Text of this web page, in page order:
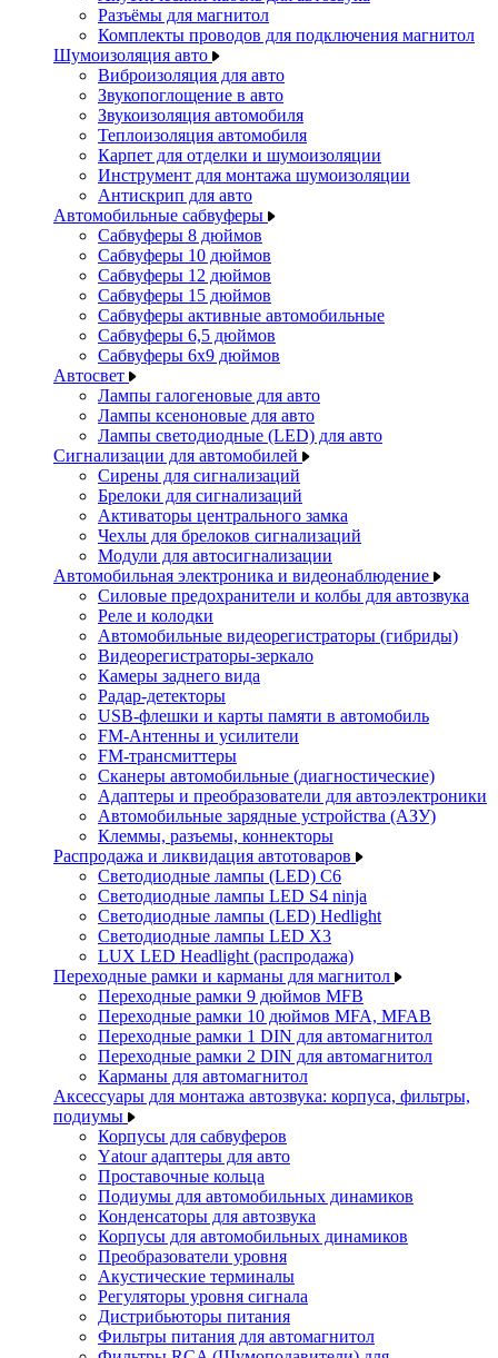
Разъёмы для магнитол
Комплекты проводов для подключения магнитол
Шумоизоляция авто
Виброизоляция для авто
Звукопоглощение в авто
Звукоизоляция автомобиля
Теплоизоляция автомобиля
Карпет для отделки и шумоизоляции
Инструмент для монтажа шумоизоляции
Антискрип для авто
Автомобильные сабвуферы
Сабвуферы 8 дюймов
Сабвуферы 10 дюймов
Сабвуферы 12 дюймов
Сабвуферы 15 дюймов
Сабвуферы активные автомобильные
Сабвуферы 6,5 дюймов
Сабвуферы 6x9 дюймов
Автосвет
Лампы галогеновые для авто
Лампы ксеноновые для авто
Лампы светодиодные (LED) для авто
Сигнализации для автомобилей
Сирены для сигнализаций
Брелоки для сигнализаций
Активаторы центрального замка
Чехлы для брелоков сигнализаций
Модули для автосигнализации
Автомобильная электроника и видеонаблюдение
Силовые предохранители и колбы для автозвука
Реле и колодки
Автомобильные видеорегистраторы (гибриды)
Видеорегистраторы-зеркало
Камеры заднего вида
Радар-детекторы
USB-флешки и карты памяти в автомобиль
FM-Антенны и усилители
FM-трансмиттеры
Сканеры автомобильные (диагностические)
Адаптеры и преобразователи для автоэлектроники
Автомобильные зарядные устройства (АЗУ)
Клеммы, разъемы, коннекторы
Распродажа и ликвидация автотоваров
Светодиодные лампы (LED) C6
Светодиодные лампы LED S4 ninja
Светодиодные лампы (LED) Hedlight
Светодиодные лампы LED X3
LUX LED Headlight (распродажа)
Переходные рамки и карманы для магнитол
Переходные рамки 9 дюймов MFB
Переходные рамки 10 дюймов MFA, MFAB
Переходные рамки 1 DIN для автомагнитол
Переходные рамки 2 DIN для автомагнитол
Карманы для автомагнитол
Аксессуары для монтажа автозвука: корпуса, фильтры,
подиумы
Корпусы для сабвуферов
Yаtour адаптеры для авто
Проставочные кольца
Подиумы для автомобильных динамиков
Конденсаторы для автозвука
Корпусы для автомобильных динамиков
Преобразователи уровня
Акустические терминалы
Регуляторы уровня сигнала
Дистрибьюторы питания
Фильтры питания для автомагнитол